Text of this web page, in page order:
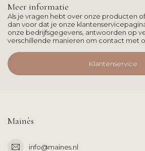
Meer informatie
Als je vragen hebt over onze producten
dan voor dat je onze
onze bedrijfsgegevens, antwoorden op
verschillende manieren om contact met
Klantenservice
Mainès
info@maines.nl